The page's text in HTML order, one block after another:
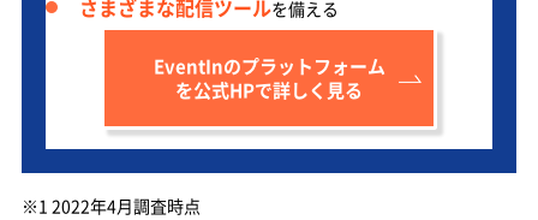
さまざまな配信ツールを備える
EventInのプラットフォーム
を公式HPで詳しく見る
※1 2022年4月調査時点